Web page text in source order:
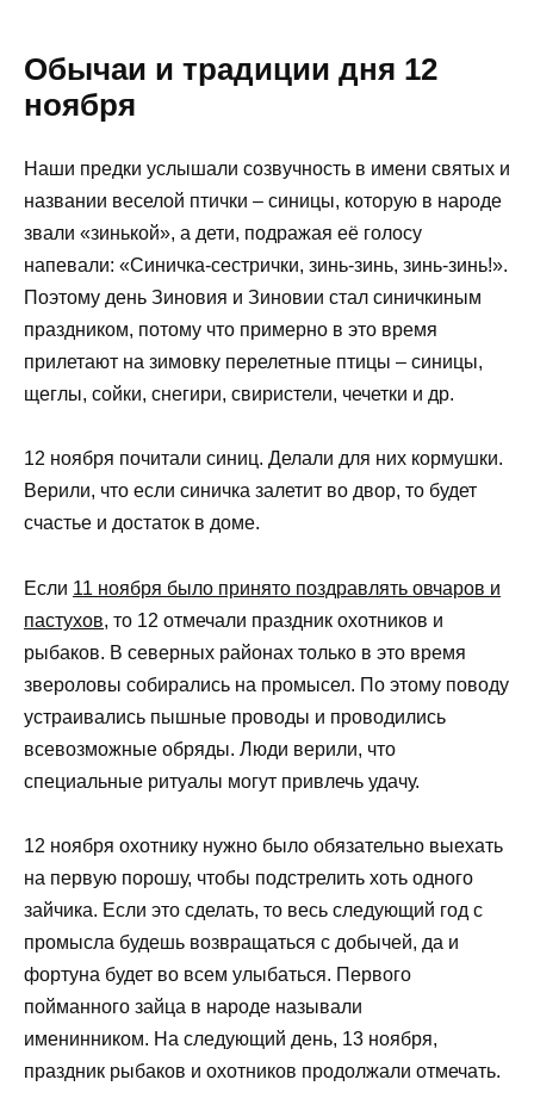
Обычаи и традиции дня 12
ноября
Наши предки услышали созвучность в имени святых и
названии веселой птички – синицы, которую в народе
звали «зинькой», а дети, подражая её голосу
напевали: «Синичка-сестрички, зинь-зинь, зинь-зинь!».
Поэтому день Зиновия и Зиновии стал синичкиным
праздником, потому что примерно в это время
прилетают на зимовку перелетные птицы – синицы,
щеглы, сойки, снегири, свиристели, чечетки и др.
12 ноября почитали синиц. Делали для них кормушки.
Верили, что если синичка залетит во двор, то будет
счастье и достаток в доме.
Если 11 ноября было принято поздравлять овчаров и
пастухов, то 12 отмечали праздник охотников и
рыбаков. В северных районах только в это время
звероловы собирались на промысел. По этому поводу
устраивались пышные проводы и проводились
всевозможные обряды. Люди верили, что
специальные ритуалы могут привлечь удачу.
12 ноября охотнику нужно было обязательно выехать
на первую порошу, чтобы подстрелить хоть одного
зайчика. Если это сделать, то весь следующий год с
промысла будешь возвращаться с добычей, да и
фортуна будет во всем улыбаться. Первого
пойманного зайца в народе называли
именинником. На следующий день, 13 ноября,
праздник рыбаков и охотников продолжали отмечать.